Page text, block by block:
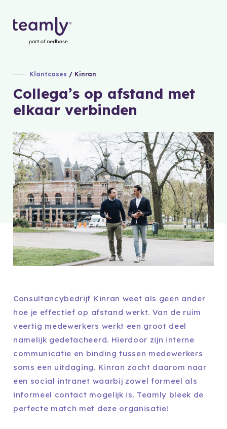
Klantcases / Kinran
Collega’s op afstand met
elkaar verbinden
Consultancybedrijf Kinran weet als geen ander
hoe je effectief op afstand werkt. Van de ruim
veertig medewerkers werkt een groot deel
namelijk gedetacheerd. Hierdoor zijn interne
communicatie en binding tussen medewerkers
soms een uitdaging. Kinran zocht daarom naar
een social intranet waarbij zowel formeel als
informeel contact mogelijk is. Teamly bleek de
perfecte match met deze organisatie!